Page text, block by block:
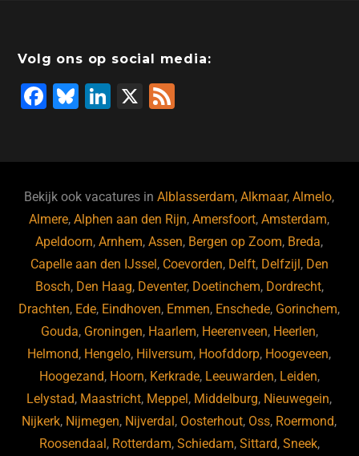
Volg ons op social media:
F
b
o
o
k
Bl
ky
Li
dI
n
X
Bekijk ook vacatures inAlblasserdam,Alkmaar,Almelo,
Almere,Alphen aan den Rijn,Amersfoort,Amsterdam,
Apeldoorn,Arnhem,Assen, Bergen op Zoom, Breda,
Capelle aan den IJssel, Coevorden, Delft, Delfzijl, Den
Bosch, Den Haag, Deventer, Doetinchem, Dordrecht,
Drachten, Ede, Eindhoven, Emmen, Enschede, Gorinchem,
Gouda, Groningen, Haarlem, Heerenveen, Heerlen,
Helmond, Hengelo, Hilversum, Hoofddorp, Hoogeveen,
Hoogezand, Hoorn, Kerkrade, Leeuwarden, Leiden,
Lelystad, Maastricht, Meppel, Middelburg, Nieuwegein,
Nijkerk, Nijmegen, Nijverdal, Oosterhout, Oss, Roermond,
Roosendaal, Rotterdam, Schiedam, Sittard, Sneek,